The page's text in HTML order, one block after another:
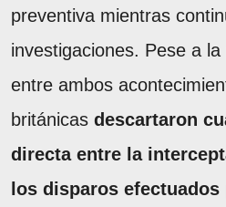
preventiva mientras
investigaciones. Pese a
entre ambos
británicas descartaron
directa entre la
los disparos